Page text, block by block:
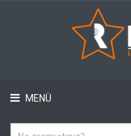
MENÜ